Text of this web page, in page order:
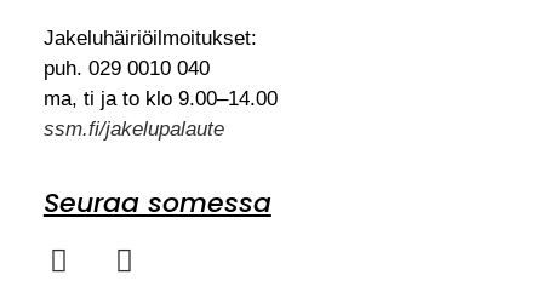
Jakeluhäiriöilmoitukset:
puh. 029 0010 040
ma, ti ja to klo 9.00–14.00
ssm.fi/jakelupalaute
Seuraa somessa